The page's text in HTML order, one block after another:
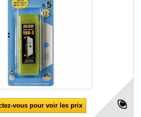
vous pour voir les prix